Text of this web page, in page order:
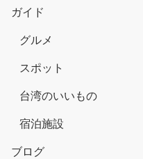
ガイド
グルメ
スポット
台湾のいいもの
宿泊施設
ブログ